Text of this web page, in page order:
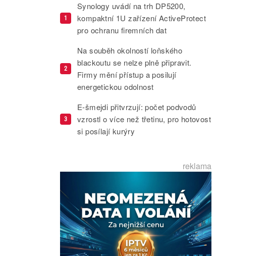
1
Synology uvádí na trh DP5200,
kompaktní 1U zařízení ActiveProtect
pro ochranu firemních dat
2
Na souběh okolností loňského
blackoutu se nelze plně připravit.
Firmy mění přístup a posilují
energetickou odolnost
3
E-šmejdi přitvrzují: počet podvodů
vzrostl o více než třetinu, pro hotovost
si posílají kurýry
reklama